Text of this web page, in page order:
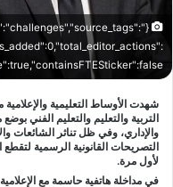
شهدت الأوساط التعليمية
التربية والتعليم والتعليم الفني
والإداري، وفي ظل تناثر الشائعات
التصريحات القانونية الرسمية
لأول مرة.
في مداخلة هاتفية حاسمة مع